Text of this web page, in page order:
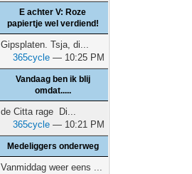
E achter V: Roze
papiertje wel verdiend!
Gipsplaten. Tsja, di...
365cycle — 10:25 PM
Vandaag ben ik blij
omdat.....
de Citta rage Di...
365cycle — 10:21 PM
Medeliggers onderweg
Vanmiddag weer eens ...